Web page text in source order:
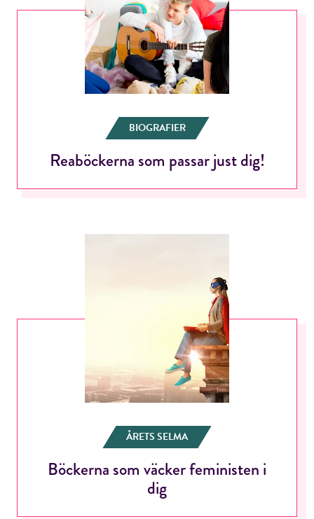
BIOGRAFIER
Reaböckerna som passar just dig!
ÅRETS SELMA
Böckerna som väcker feministen i
dig